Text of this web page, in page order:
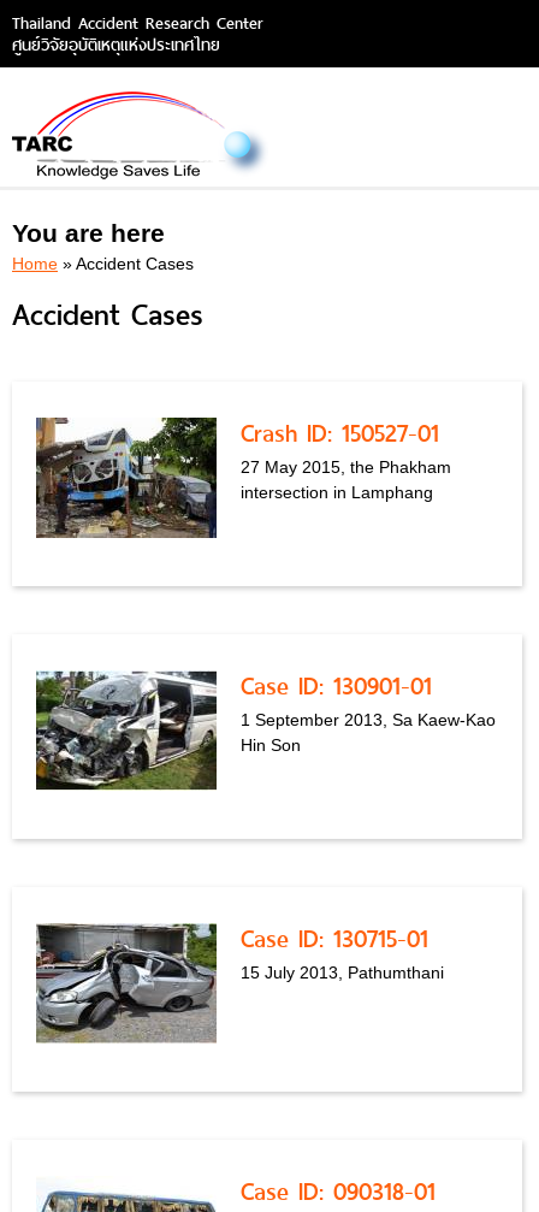
Thailand Accident Research Center
ศูนย์วิจัยอุบัติเหตุแห่งประเทศไทย
You are here
Home » Accident Cases
Accident Cases
Crash ID: 150527-01
27 May 2015, the Phakham
intersection in Lamphang
Case ID: 130901-01
1 September 2013, Sa Kaew-Kao
Hin Son
Case ID: 130715-01
15 July 2013, Pathumthani
Case ID: 090318-01